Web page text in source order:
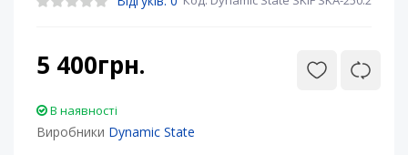
5 400грн.
В наявності
Виробники Dynamic State